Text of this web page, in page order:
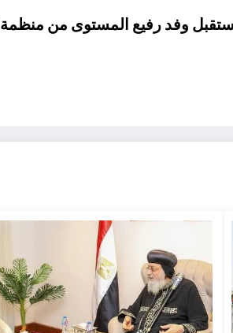
وفد رفيع المستوى من منظمة